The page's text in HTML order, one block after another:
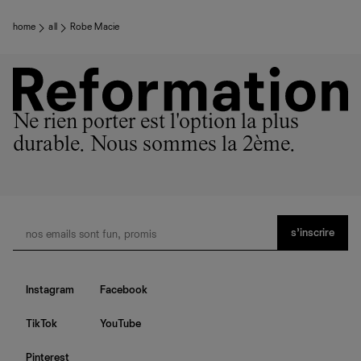
home all Robe Macie
Ne rien porter est l'option la plus
durable. Nous sommes la 2ème.
s’inscrire
Instagram Facebook
TikTok YouTube
Pinterest